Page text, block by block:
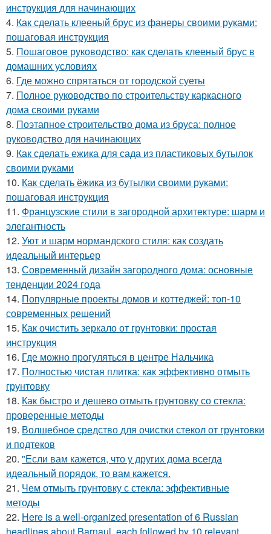
инструкция для начинающих
4. Как сделать клееный брус из фанеры своими руками:
пошаговая инструкция
5. Пошаговое руководство: как сделать клееный брус в
домашних условиях
6. Где можно спрятаться от городской суеты
7. Полное руководство по строительству каркасного
дома своими руками
8. Поэтапное строительство дома из бруса: полное
руководство для начинающих
9. Как сделать ежика для сада из пластиковых бутылок
своими руками
10. Как сделать ёжика из бутылки своими руками:
пошаговая инструкция
11. Французские стили в загородной архитектуре: шарм и
элегантность
12. Уют и шарм нормандского стиля: как создать
идеальный интерьер
13. Современный дизайн загородного дома: основные
тенденции 2024 года
14. Популярные проекты домов и коттеджей: топ-10
современных решений
15. Как очистить зеркало от грунтовки: простая
инструкция
16. Где можно прогуляться в центре Нальчика
17. Полностью чистая плитка: как эффективно отмыть
грунтовку
18. Как быстро и дешево отмыть грунтовку со стекла:
проверенные методы
19. Волшебное средство для очистки стекол от грунтовки
и подтеков
20. "Если вам кажется, что у других дома всегда
идеальный порядок, то вам кажется.
21. Чем отмыть грунтовку с стекла: эффективные
методы
22. Here is a well-organized presentation of 6 Russian